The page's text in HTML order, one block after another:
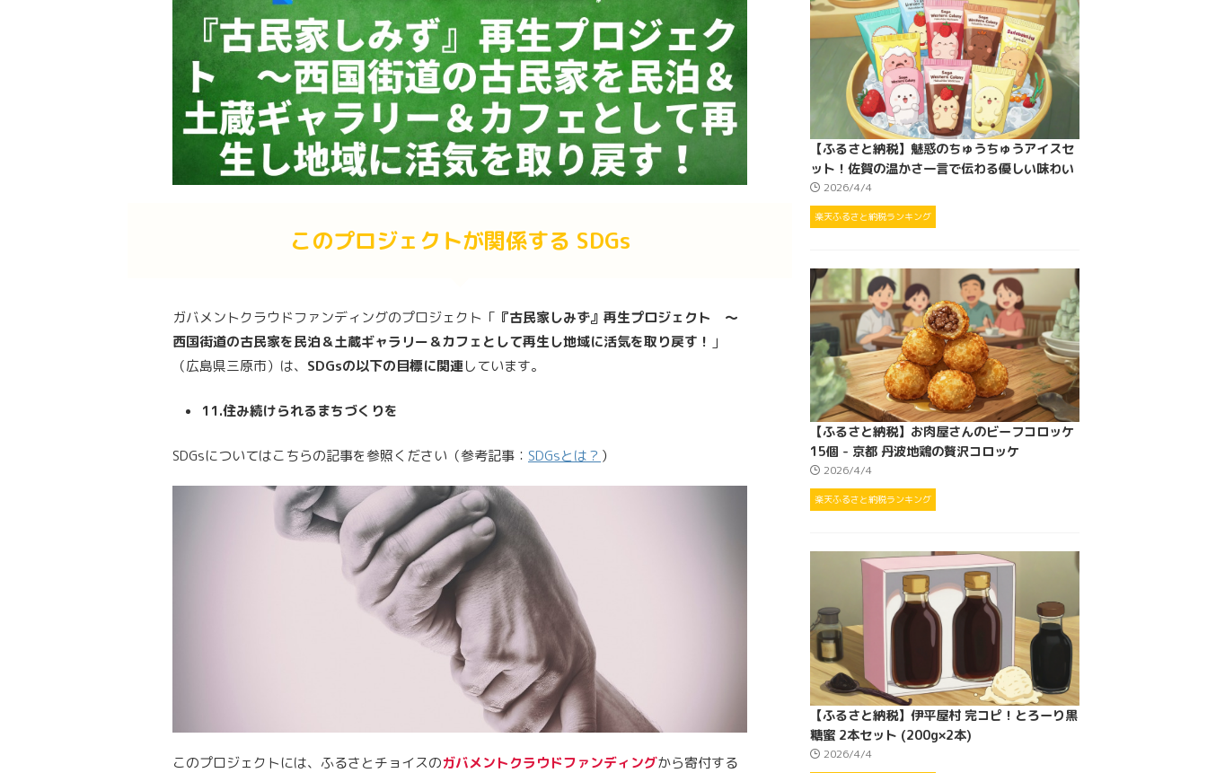
このプロジェクトが関係する SDGs
ガバメントクラウドファンディングのプロジェクト「 『古民家しみず』再生プロジェクト ～
西国街道の古民家を民泊＆土蔵ギャラリー＆カフェとして再生し地域に活気を取り戻す！ 」
（広島県三原市）は、 SDGsの以下の目標に関連しています。
11.住み続けられるまちづくりを
SDGsについてはこちらの記事を参照ください（参考記事： SDGsとは？ ）
このプロジェクトには、ふるさとチョイスのガバメントクラウドファンディングから寄付する
【ふるさと納税】魅惑のちゅうちゅうアイスセ
ット！佐賀の温かさ一言で伝わる優しい味わい
2026/4/4
楽天ふるさと納税ランキング
【ふるさと納税】お肉屋さんのビーフコロッケ
15個 - 京都 丹波地鶏の贅沢コロッケ
2026/4/4
楽天ふるさと納税ランキング
【ふるさと納税】伊平屋村 完コピ！とろーり黒
糖蜜 2本セット (200g×2本)
2026/4/4